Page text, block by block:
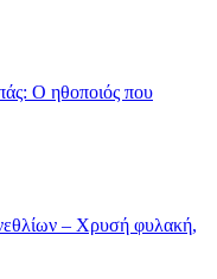
Ο ηθοποιός που
– Χρυσή φυλακή,